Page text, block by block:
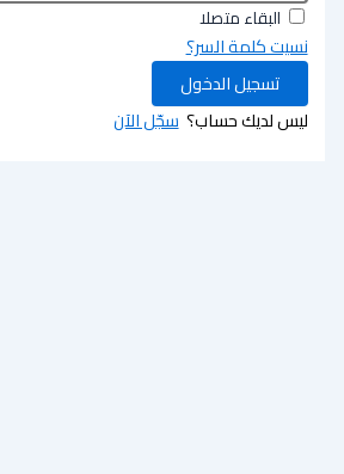
البقاء متصلا
نسيت كلمة السر؟
تسجيل الدخول
ليس لديك حساب؟ سجّل الآن